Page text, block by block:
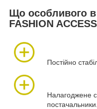
Що особливого в
FASHION
Постійно
Налагоджене
постачальники.